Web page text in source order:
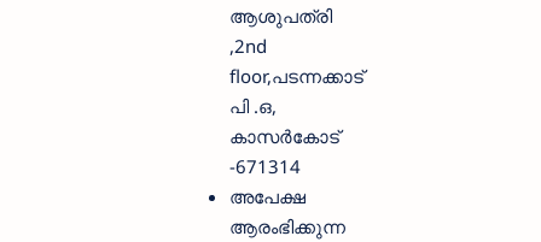
ആശുപത്രി
,2nd
floor,പടന്നക്കാട്
പി .ഒ,
കാസർകോട്
-671314
അപേക്ഷ
ആരംഭിക്കുന്ന